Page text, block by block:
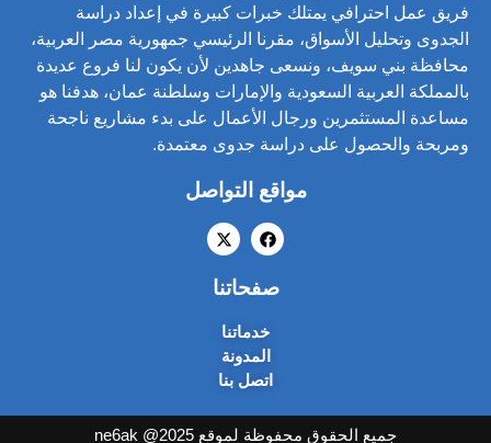
فريق عمل احترافي يمتلك خبرات كبيرة في إعداد دراسة
الجدوى وتحليل الأسواق، مقرنا الرئيسي جمهورية مصر العربية،
محافظة بني سويف، ونسعى جاهدين لأن يكون لنا فروع عديدة
بالمملكة العربية السعودية والإمارات وسلطنة عمان، هدفنا هو
مساعدة المستثمرين ورجال الأعمال على بدء مشاريع ناجحة
ومربحة والحصول على دراسة جدوى معتمدة.
مواقع التواصل
صفحاتنا
خدماتنا
المدونة
اتصل بنا
جميع الحقوق محفوظة لموقع ne6ak @2025